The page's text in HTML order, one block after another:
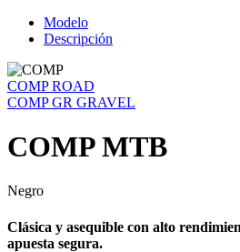
Modelo
Descripción
COMP ROAD
COMP GR GRAVEL
COMP MTB
Negro
Clásica y asequible con alto
apuesta segura.